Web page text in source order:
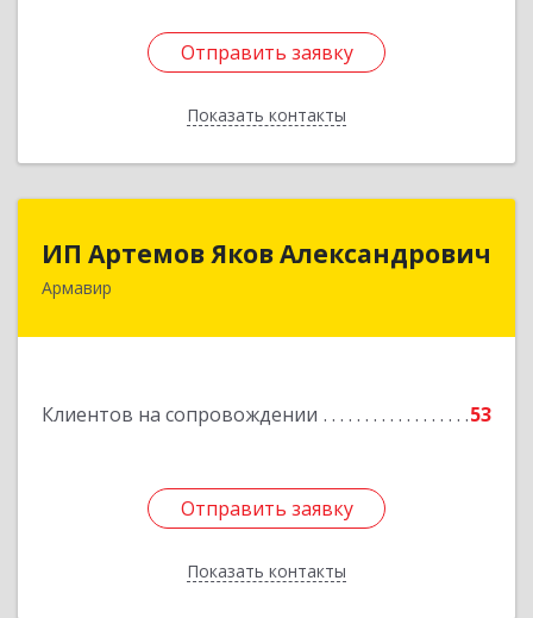
Отправить заявку
Показать контакты
Отправить заявку
Назад
ИП Артемов Яков Александрович
Армавир
Клиентов на сопровождении 53
Отправить заявку
Показать контакты
Отправить заявку
Назад